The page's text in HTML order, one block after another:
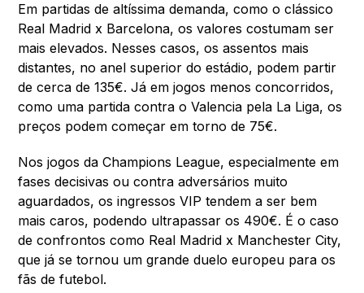
Em partidas de altíssima demanda, como o clássico
Real Madrid x Barcelona, os valores costumam ser
mais elevados. Nesses casos, os assentos mais
distantes, no anel superior do estádio, podem partir
de cerca de 135€. Já em jogos menos concorridos,
como uma partida contra o Valencia pela La Liga, os
preços podem começar em torno de 75€.
Nos jogos da Champions League, especialmente em
fases decisivas ou contra adversários muito
aguardados, os ingressos VIP tendem a ser bem
mais caros, podendo ultrapassar os 490€. É o caso
de confrontos como Real Madrid x Manchester City,
que já se tornou um grande duelo europeu para os
fãs de futebol.